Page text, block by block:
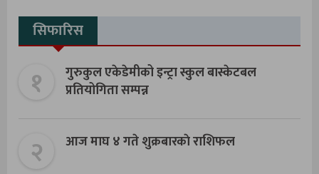
सिफारिस
१
गुरुकुल एकेडेमीको इन्ट्रा स्कुल बास्केटबल
प्रतियोगिता सम्पन्न
२ आज माघ ४ गते शुक्रबारकाे राशिफल